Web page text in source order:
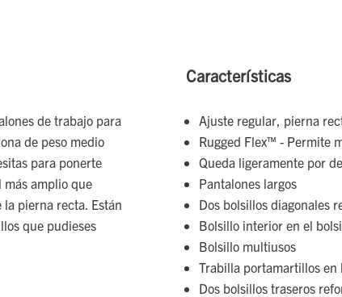
de trabajo para
de peso medio
para ponerte
más amplio que
pierna recta. Están
que pudieses
Características
Ajuste regular, pierna
Rugged Flex™ - Permite
Queda ligeramente por
Pantalones largos
Dos bolsillos diagonales
Bolsillo interior en el
Bolsillo multiusos
Trabilla portamartillos
Dos bolsillos traseros